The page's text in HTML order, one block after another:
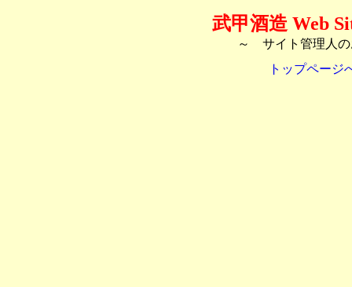
武甲酒造 Web
～ サイト管理人
トップページ